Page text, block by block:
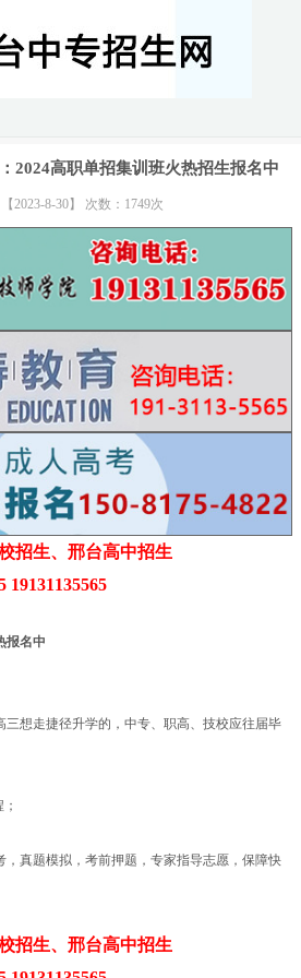
2024高职单招集训班火热招生报名中
2023-8-30】 次数：1749次
招生、邢台高中招生
19131135565
报名中
三想走捷径升学的，中专、职高、技校应往届毕
，真题模拟，考前押题，专家指导志愿，保障快
招生、邢台高中招生